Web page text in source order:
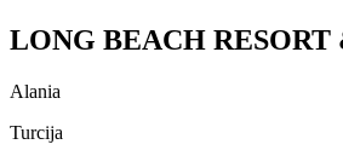
LONG BEACH RESORT
Alania
Turcija